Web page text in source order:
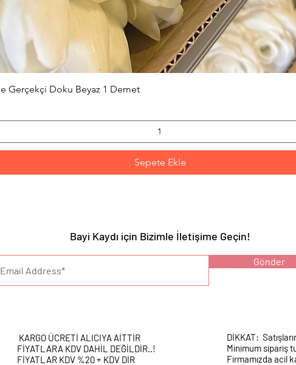
Gerçekçi Doku Beyaz 1 Demet
Sepete Ekle
UYARI :
Bayi Kaydı için Bizimle İletişime Geçin!
Gönder
KARGO ÜCRETİ ALICIYA AİTTİR
FİYATLARA KDV DAHİL DEĞİLDİR..!
FİYATLAR KDV %20 + KDV DİR
DİKKAT:
Minimum sipariş
Firmamızda acil